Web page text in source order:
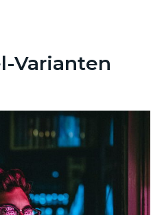
Varianten